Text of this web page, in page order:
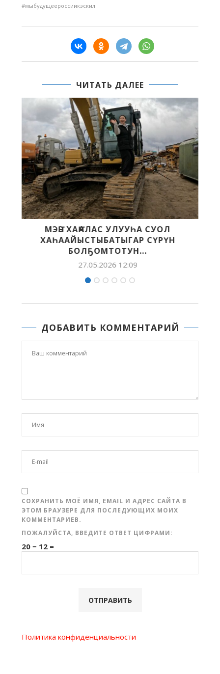
#мыбудущеероссиикэскил
ЧИТАТЬ ДАЛЕЕ
«КЭСКИЛ» — «БЭЛЭМ БУОЛ»
ХАҺЫАТТАРТАН БИИРДЭСТЭРЭ
25.05.2026 11:30
ДОБАВИТЬ КОММЕНТАРИЙ
СОХРАНИТЬ МОЁ ИМЯ, EMAIL И АДРЕС САЙТА В
ЭТОМ БРАУЗЕРЕ ДЛЯ ПОСЛЕДУЮЩИХ МОИХ
КОММЕНТАРИЕВ.
ПОЖАЛУЙСТА, ВВЕДИТЕ ОТВЕТ ЦИФРАМИ:
20 − 12 =
Политика конфиденциальности